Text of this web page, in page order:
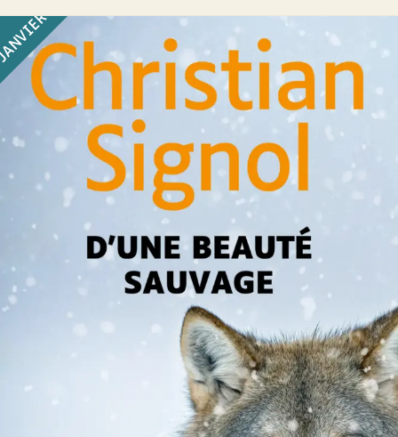
D’une beauté sauvage
Christian Signol
26€